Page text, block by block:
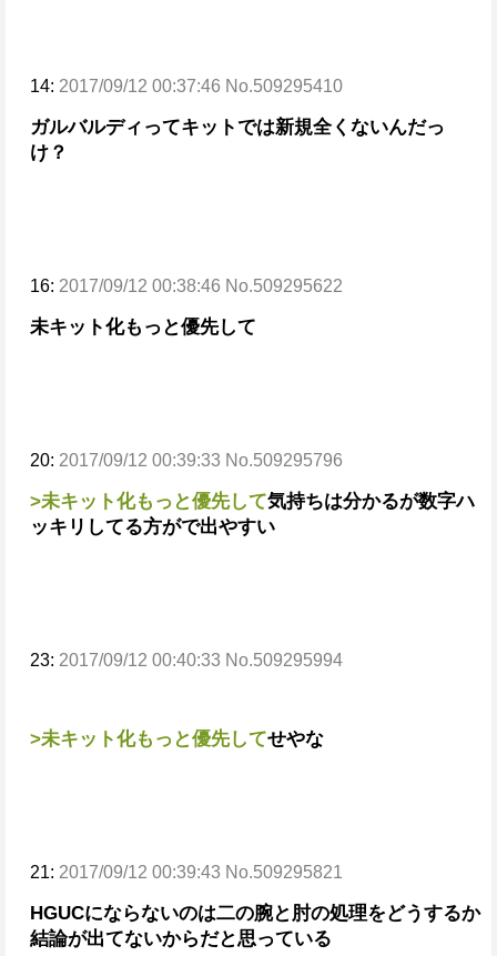
14: 2017/09/12 00:37:46 No.509295410
ガルバルディってキットでは新規全くないんだっ
け？
16: 2017/09/12 00:38:46 No.509295622
未キット化もっと優先して
20: 2017/09/12 00:39:33 No.509295796
>未キット化もっと優先して気持ちは分かるが数字ハ
ッキリしてる方がで出やすい
23: 2017/09/12 00:40:33 No.509295994
>未キット化もっと優先してせやな
21: 2017/09/12 00:39:43 No.509295821
HGUCにならないのは二の腕と肘の処理をどうするか
結論が出てないからだと思っている